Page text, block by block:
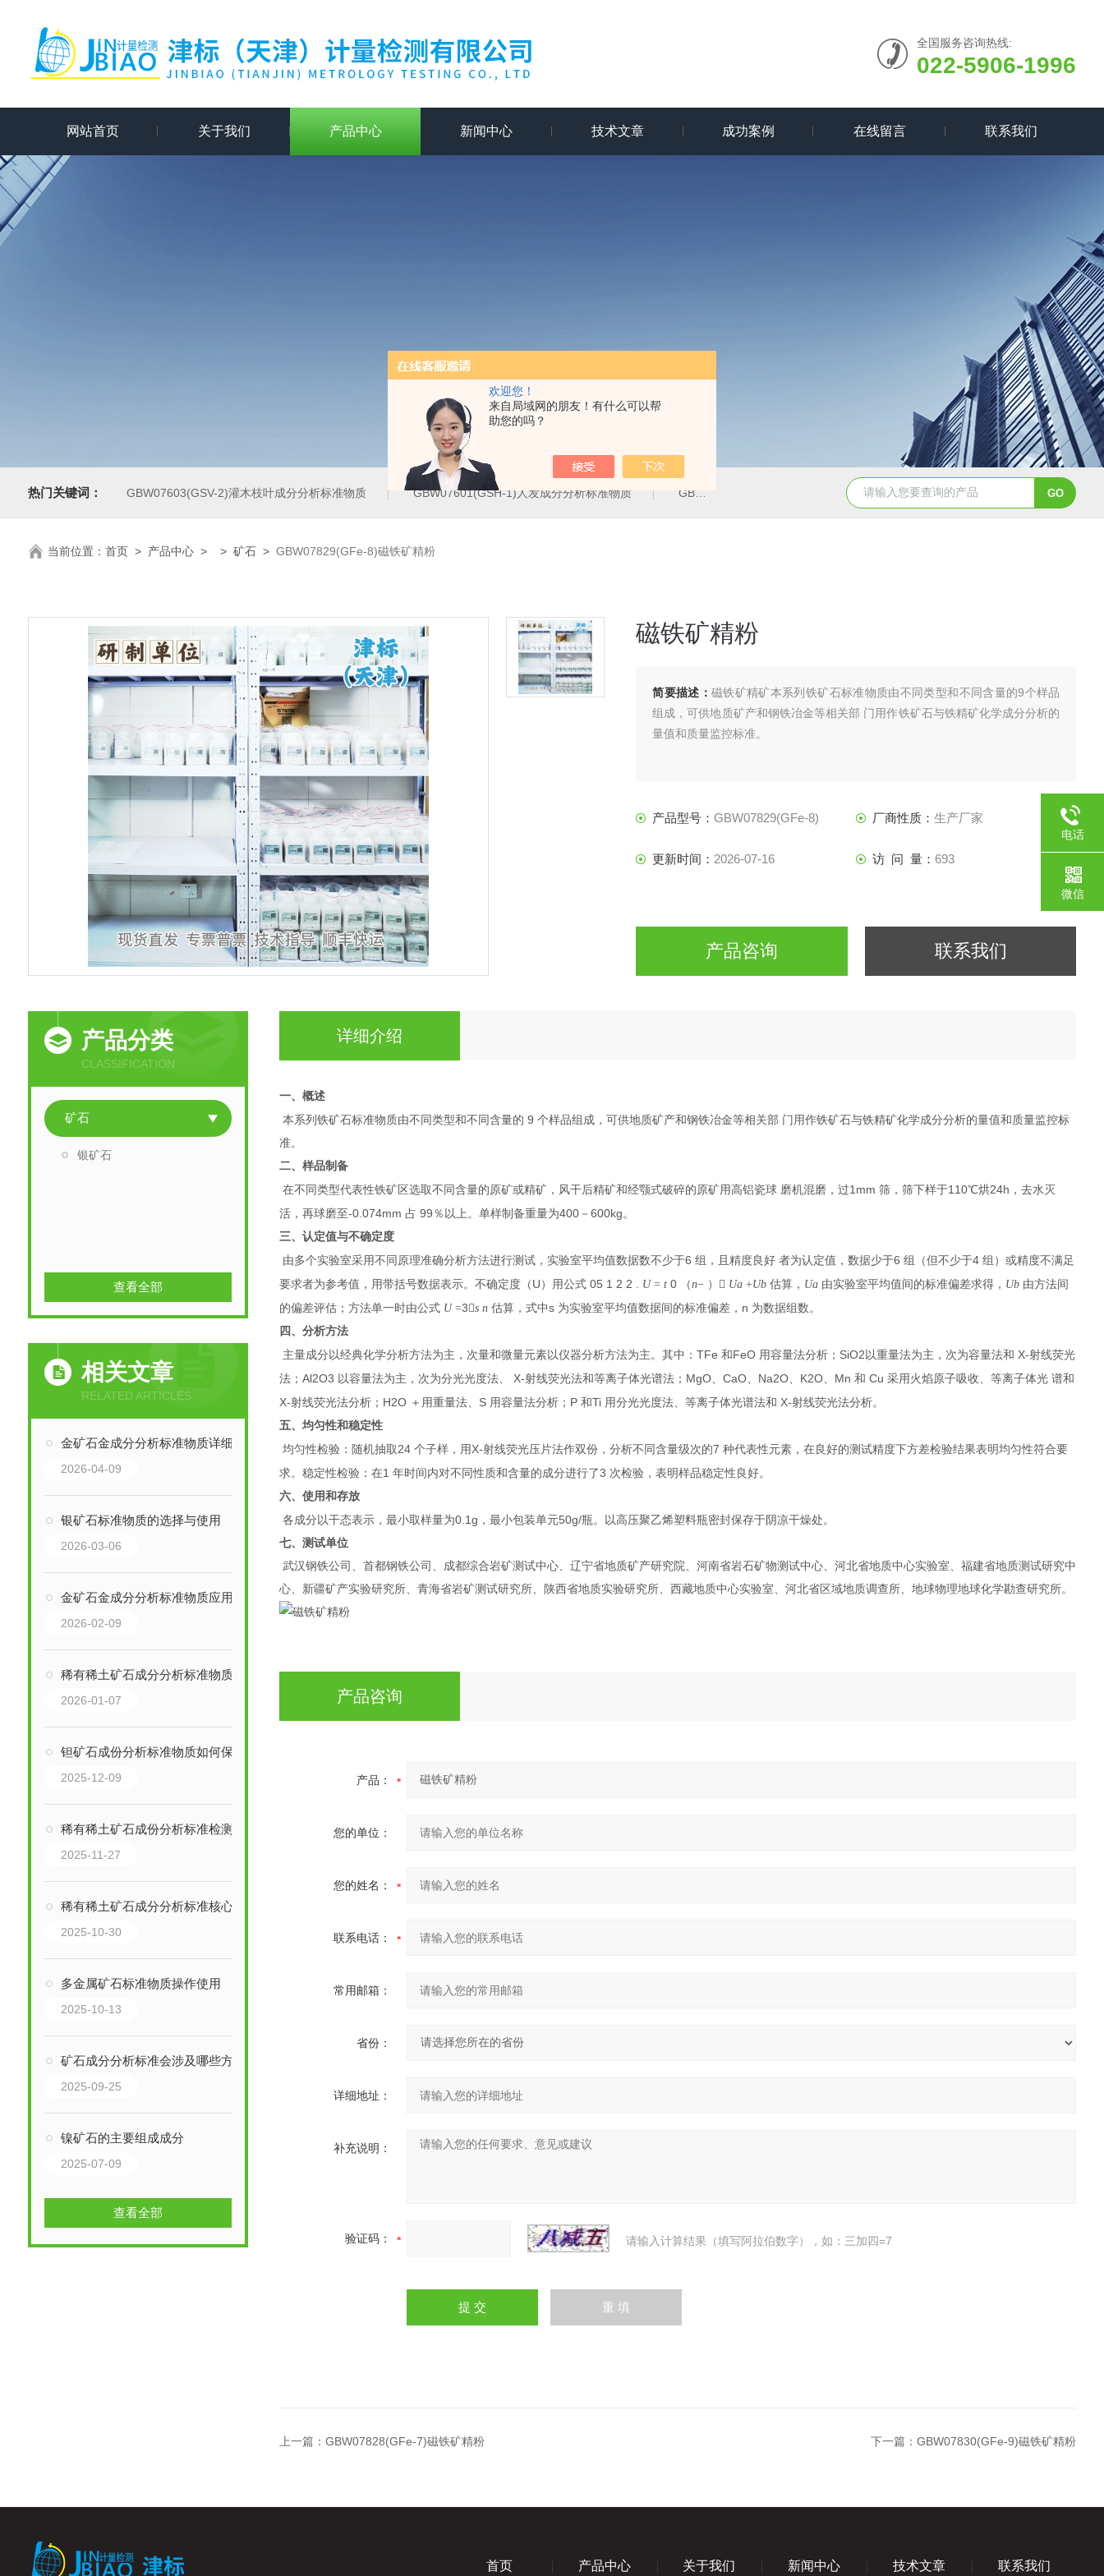
欢迎您！
来自局域网的朋友！有什么可以帮
助您的吗？
全国服务咨询热线:
022-5906-1996
网站首页 关于我们 产品中心 新闻中心 技术文章 成功案例 在线留言 联系我们
热门关键词： GBW07603(GSV-2)灌木枝叶成分分析标准物质 GBW07601(GSH-1)人发成分分析标准物质 GBW07342(GPt-10)铂族金属 GBW07341(GPt-9)铂族金属
当前位置： 首页> 产品中心> > 矿石> GBW07829(GFe-8)磁铁矿精粉
磁铁矿精粉
简要描述： 磁铁矿精矿本系列铁矿石标准物质由不同类型和不同含量的9个样品
组成，可供地质矿产和钢铁冶金等相关部 门用作铁矿石与铁精矿化学成分分析的
量值和质量监控标准。
产品型号：GBW07829(GFe-8) 厂商性质：生产厂家
更新时间： 2026-07-16 访 问 量：693
产品咨询 联系我们
产品分类
CLASSIFICATION
矿石
银矿石
查看全部
相关文章
RELATED ARTICLES
金矿石金成分分析标准物质详细介绍
2026-04-09
银矿石标准物质的选择与使用
2026-03-06
金矿石金成分分析标准物质应用介绍
2026-02-09
稀有稀土矿石成分分析标准物质其详细介绍
2026-01-07
钽矿石成份分析标准物质如何保存？
2025-12-09
稀有稀土矿石成份分析标准检测方法与标准
2025-11-27
稀有稀土矿石成分分析标准核心分析指标
2025-10-30
多金属矿石标准物质操作使用
2025-10-13
矿石成分分析标准会涉及哪些方面？
2025-09-25
镍矿石的主要组成成分
2025-07-09
查看全部
详细介绍
一、概述
本系列铁矿石标准物质由不同类型和不同含量的9个样品组成，可供地质矿产和钢铁冶金等相关部 门用作铁矿石与铁精矿化学成分分析的量值和质量监控标
准。
二、样品制备
在不同类型代表性铁矿区选取不同含量的原矿或精矿，风干后精矿和经颚式破碎的原矿用高铝瓷球 磨机混磨，过1mm筛，筛下样于110℃烘24h ，去水灭
活，再球磨至-0.074mm占99 ％以上。单样制备重量为400 －600kg。
三、认定值与不确定度
由多个实验室采用不同原理准确分析方法进行测试，实验室平均值数据数不少于6组，且精度良好 者为认定值，数据少于6组（但不少于4组）或精度不满足
要求者为参考值，用带括号数据表示。不确定度（ U ）用公式05 1 2 2 . U=t0 （n− ）  Ua+Ub估算， Ua 由实验室平均值间的标准偏差求得， Ub 由方法间
的偏差评估；方法单一时由公式 U=3 s n估算，式中s 为实验室平均值数据间的标准偏差， n 为数据组数。
四、分析方法
主量成分以经典化学分析方法为主，次量和微量元素以仪器分析方法为主。其中：TFe和 FeO 用容量法分析； SiO2 以重量法为主，次为容量法和X-射线荧光
法；Al2O3 以容量法为主，次为分光光度法、X-射线荧光法和等离子体光谱法； MgO、CaO、 Na2O、 K2O、 Mn和Cu采用火焰原子吸收、等离子体光 谱和
X-射线荧光法分析； H2O ＋ 用重量法、 S 用容量法分析； P和Ti 用分光光度法、等离子体光谱法和X-射线荧光法分析。
五、均匀性和稳定性
均匀性检验：随机抽取24个子样，用X-射线荧光压片法作双份，分析不同含量级次的7种代表性元素，在良好的测试精度下方差检验结果表明均匀性符合要
求。稳定性检验：在1年时间内对不同性质和含量的成分进行了3 次检验，表明样品稳定性良好。
六、使用和存放
各成分以干态表示，最小取样量为0.1g ，最小包装单元50g/瓶。以高压聚乙烯塑料瓶密封保存于阴凉干燥处。
七、测试单位
武汉钢铁公司、首都钢铁公司、成都综合岩矿测试中心、辽宁省地质矿产研究院、河南省岩石矿物测试中心、河北省地质中心实验室、福建省地质测试研究中
心、新疆矿产实验研究所、青海省岩矿测试研究所、陕西省地质实验研究所、西藏地质中心实验室、河北省区域地质调查所、地球物理地球化学勘查研究所。
产品咨询
产品：
您的单位：
您的姓名：
联系电话：
常用邮箱：
省份：
详细地址：
补充说明：
验证码： 请输入计算结果（填写阿拉伯数字），如：三加四=7
上一篇：GBW07828(GFe-7)磁铁矿精粉 下一篇：GBW07830(GFe-9)磁铁矿精粉
首页 产品中心 关于我们 新闻中心 技术文章 联系我们
电话
微信